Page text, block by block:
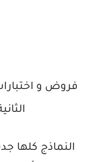
فروض و
النماذج كلها